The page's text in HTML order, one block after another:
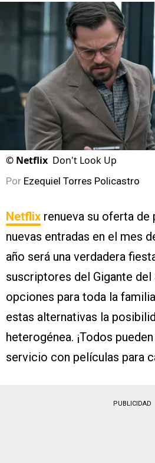
© Netflix Don't Look Up
Por Ezequiel Torres Policastro
Netflix renueva su oferta de
nuevas entradas en el mes
año será una verdadera
suscriptores del Gigante
opciones para toda la
estas alternativas la
heterogénea. ¡Todos
servicio con películas para
PUBLICIDAD